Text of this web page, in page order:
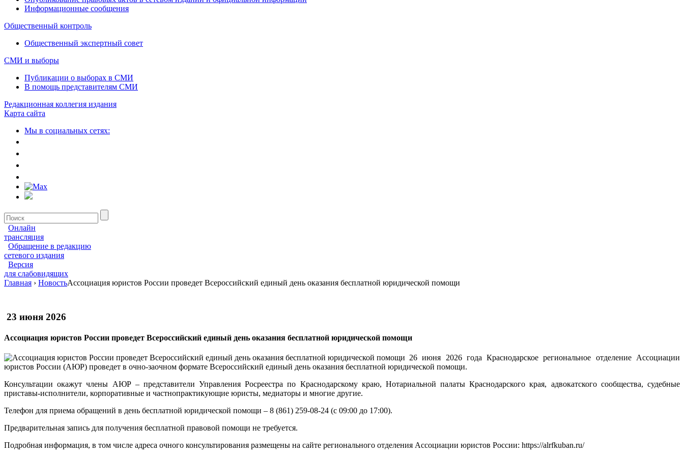
Информационные сообщения
Общественный контроль
Общественный экспертный совет
СМИ и выборы
Публикации о выборах в СМИ
В помощь представителям СМИ
Редакционная коллегия издания
Карта сайта
Мы в социальных сетях:
Онлайн
трансляция
Обращение в редакцию
сетевого издания
Версия
для слабовидящих
Главная › НовостьАссоциация юристов России проведет Всероссийский единый день оказания бесплатной юридической помощи
23 июня 2026
Ассоциация юристов России проведет Всероссийский единый день оказания бесплатной юридической помощи
26 июня 2026 года Краснодарское региональное отделение Ассоциации
юристов России (АЮР) проведет в очно-заочном формате Всероссийский единый день оказания бесплатной юридической помощи.
Консультации окажут члены АЮР – представители Управления Росреестра по Краснодарскому краю, Нотариальной палаты Краснодарского края, адвокатского сообщества, судебные
приставы-исполнители, корпоративные и частнопрактикующие юристы, медиаторы и многие другие.
Телефон для приема обращений в день бесплатной юридической помощи – 8 (861) 259-08-24 (с 09:00 до 17:00).
Предварительная запись для получения бесплатной правовой помощи не требуется.
Подробная информация, в том числе адреса очного консультирования размещены на сайте регионального отделения Ассоциации юристов России: https://alrfkuban.ru/